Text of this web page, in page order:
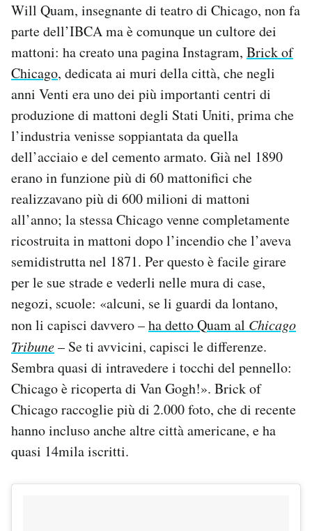
Will Quam, insegnante di teatro di Chicago, non fa
parte dell’IBCA ma è comunque un cultore dei
mattoni: ha creato una pagina Instagram, Brick of
Chicago, dedicata ai muri della città, che negli
anni Venti era uno dei più importanti centri di
produzione di mattoni degli Stati Uniti, prima che
l’industria venisse soppiantata da quella
dell’acciaio e del cemento armato. Già nel 1890
erano in funzione più di 60 mattonifici che
realizzavano più di 600 milioni di mattoni
all’anno; la stessa Chicago venne completamente
ricostruita in mattoni dopo l’incendio che l’aveva
semidistrutta nel 1871. Per questo è facile girare
per le sue strade e vederli nelle mura di case,
negozi, scuole: «alcuni, se li guardi da lontano,
non li capisci davvero –ha detto Quam al Chicago
Tribune– Se ti avvicini, capisci le differenze.
Sembra quasi di intravedere i tocchi del pennello:
Chicago è ricoperta di Van Gogh!». Brick of
Chicago raccoglie più di 2.000 foto, che di recente
hanno incluso anche altre città americane, e ha
quasi 14mila iscritti.